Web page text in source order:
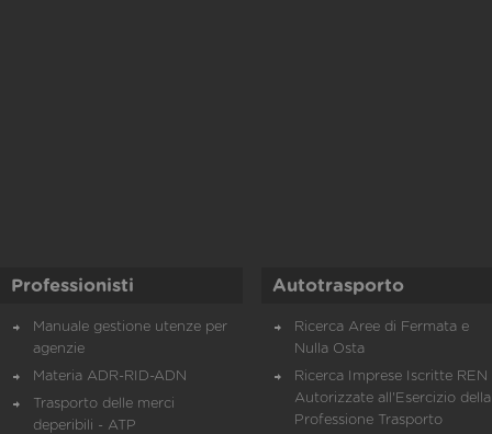
Professionisti
Manuale gestione utenze per
agenzie
Materia ADR-RID-ADN
Trasporto delle merci
deperibili - ATP
Autotrasporto
Ricerca Aree di Fermata e
Nulla Osta
Ricerca Imprese Iscritte REN
Autorizzate all'Esercizio della
Professione Trasporto